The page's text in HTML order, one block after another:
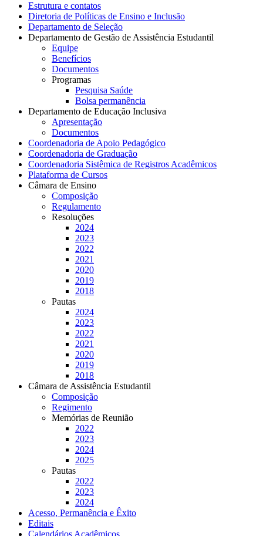
Estrutura e contatos
Diretoria de Políticas de Ensino e Inclusão
Departamento de Seleção
Departamento de Gestão de Assistência Estudantil
Equipe
Benefícios
Documentos
Programas
Pesquisa Saúde
Bolsa permanência
Departamento de Educação Inclusiva
Apresentação
Documentos
Coordenadoria de Apoio Pedagógico
Coordenadoria de Graduação
Coordenadoria Sistêmica de Registros Acadêmicos
Plataforma de Cursos
Câmara de Ensino
Composição
Regulamento
Resoluções
2024
2023
2022
2021
2020
2019
2018
Pautas
2024
2023
2022
2021
2020
2019
2018
Câmara de Assistência Estudantil
Composição
Regimento
Memórias de Reunião
2022
2023
2024
2025
Pautas
2022
2023
2024
Acesso, Permanência e Êxito
Editais